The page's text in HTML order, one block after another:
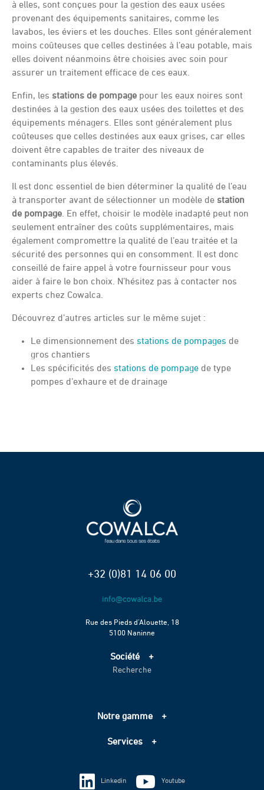
à elles, sont conçues pour la gestion des eaux usées
provenant des équipements sanitaires, comme les
lavabos, les éviers et les douches. Elles sont généralement
moins coûteuses que celles destinées à l’eau potable, mais
elles doivent néanmoins être choisies avec soin pour
assurer un traitement efficace de ces eaux.
Enfin, les stations de pompage pour les eaux noires sont
destinées à la gestion des eaux usées des toilettes et des
équipements ménagers. Elles sont généralement plus
coûteuses que celles destinées aux eaux grises, car elles
doivent être capables de traiter des niveaux de
contaminants plus élevés.
Il est donc essentiel de bien déterminer la qualité de l’eau
à transporter avant de sélectionner un modèle de station
de pompage. En effet, choisir le modèle inadapté peut non
seulement entraîner des coûts supplémentaires, mais
également compromettre la qualité de l’eau traitée et la
sécurité des personnes qui en consomment. Il est donc
conseillé de faire appel à votre fournisseur pour vous
aider à faire le bon choix. N’hésitez pas à contacter nos
experts chez Cowalca.
Découvrez d’autres articles sur le même sujet :
Le dimensionnement des stations de pompages de
gros chantiers
Les spécificités des stations de pompage de type
pompes d’exhaure et de drainage
+32 (0)81 14 06 00
Rue des Pieds d’Alouette, 18
5100 Naninne
Société
Accueil
Échelle de performance CO2
Recherche
Notre gamme
Assainissement
Techniques spéciales
Services
Information sur les cookies
Vie privée
Linkedin Youtube